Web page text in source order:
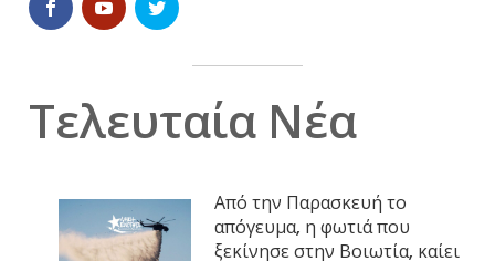
Τελευταία Νέα
Από την Παρασκευή το
απόγευμα, η φωτιά που
ξεκίνησε στην Βοιωτία, καίει